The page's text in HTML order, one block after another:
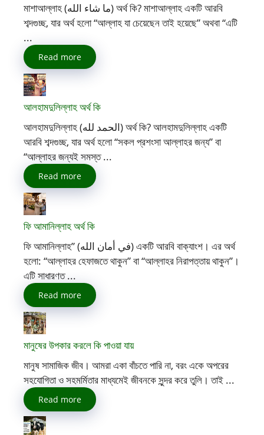
মাশাআল্লাহ (ما شاء الله) অর্থ কি? মাশাআল্লাহ একটি আরবি
শব্দগুচ্ছ, যার অর্থ হলো “আল্লাহ যা চেয়েছেন তাই হয়েছে” অথবা “এটি
...
Read more
আলহামদুলিল্লাহ অর্থ কি
আলহামদুলিল্লাহ (الحمد لله) অর্থ কি? আলহামদুলিল্লাহ একটি
আরবি শব্দগুচ্ছ, যার অর্থ হলো “সকল প্রশংসা আল্লাহর জন্য” বা
“আল্লাহর জন্যই সমস্ত ...
Read more
ফি আমানিল্লাহ অর্থ কি
ফি আমানিল্লাহ” (في أمان الله) একটি আরবি বাক্যাংশ। এর অর্থ
হলো: “আল্লাহর হেফাজতে থাকুন” বা “আল্লাহর নিরাপত্তায় থাকুন”।
এটি সাধারণত ...
Read more
মানুষের উপকার করলে কি পাওয়া যায়
মানুষ সামাজিক জীব। আমরা একা বাঁচতে পারি না, বরং একে অপরের
সহযোগিতা ও সহমর্মিতার মাধ্যমেই জীবনকে সুন্দর করে তুলি। তাই ...
Read more